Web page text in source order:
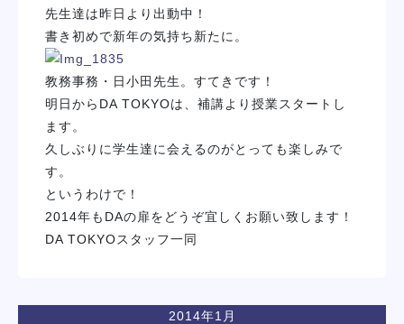
先生達は昨日より出動中！
書き初めで新年の気持ち新たに。
教務事務・日小田先生。すてきです！
明日からDA TOKYOは、補講より授業スタートし
ます。
久しぶりに学生達に会えるのがとっても楽しみで
す。
というわけで！
2014年もDAの扉をどうぞ宜しくお願い致します！
DA TOKYOスタッフ一同
2014年1月
学科・専攻
教育システム
就職・デビュー
入学案内